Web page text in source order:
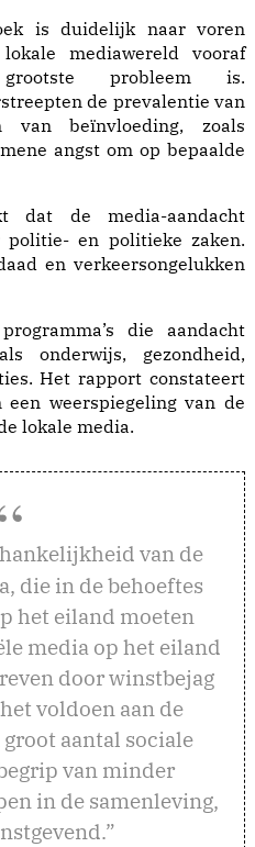
is duidelijk naar voren
mediawereld vooraf
probleem is.
de prevalentie van
van beïnvloeding, zoals
angst om op bepaalde
dat de media-aandacht
en politieke zaken.
en verkeersongelukken
die aandacht
onderwijs, gezondheid,
Het rapport constateert
weerspiegeling van de
lokale media.
van de
die in de behoeftes
het eiland moeten
media op het eiland
door winstbejag
voldoen aan de
aantal sociale
van minder
in de samenleving,